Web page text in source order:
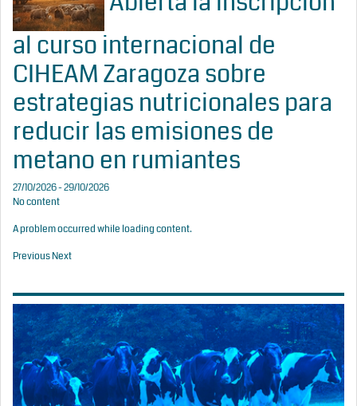
al curso internacional de
CIHEAM Zaragoza sobre
estrategias nutricionales para
reducir las emisiones de
metano en rumiantes
27/10/2026 - 29/10/2026
No content
A problem occurred while loading content.
PreviousNext